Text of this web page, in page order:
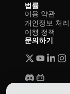
법률
이용 약관
개인정보 처
이행 정책
문의하기